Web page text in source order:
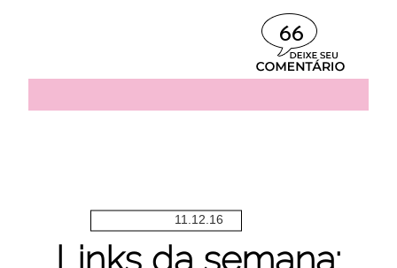
66
11.12.16